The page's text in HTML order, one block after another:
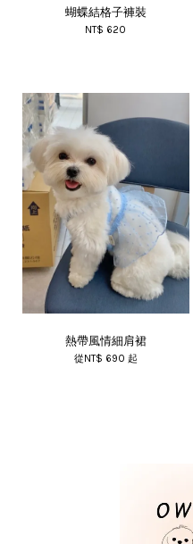
蝴蝶結格子褲裝
NT$ 620
熱帶風情細肩裙
從NT$ 690 起